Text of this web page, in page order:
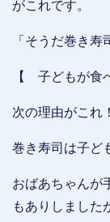
がこれです。
「そうだ巻き寿
【 子どもが食
次の理由がこれ！
巻き寿司は子ど
おばあちゃんが
もありしました